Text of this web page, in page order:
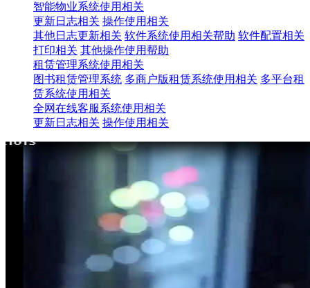
智能物业系统使用相关
更新日志相关 操作使用相关
其他日志更新相关 软件系统使用相关帮助 软件配置相关
打印相关 其他操作使用帮助
租赁管理系统使用相关
图书租赁管理系统 多商户版租赁系统使用相关 多平台租
赁系统使用相关
全网在线客服系统使用相关
更新日志相关 操作使用相关